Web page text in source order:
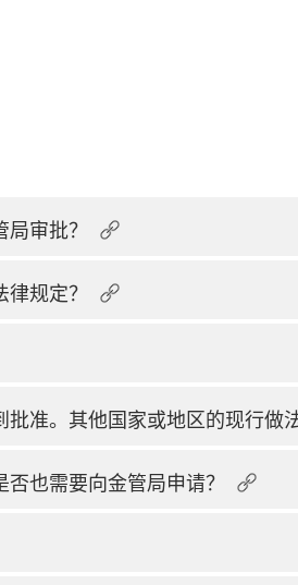
审批？
规定？
准。其他国家或地区的现行做
也需要向金管局申请？